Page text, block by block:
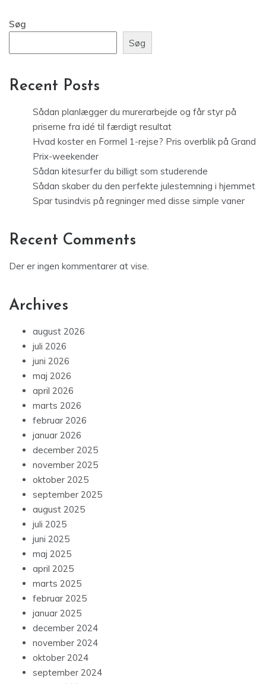
Søg
Søg
Recent Posts
Sådan planlægger du murerarbejde og får styr på
priserne fra idé til færdigt resultat
Hvad koster en Formel 1-rejse? Pris overblik på Grand
Prix-weekender
Sådan kitesurfer du billigt som studerende
Sådan skaber du den perfekte julestemning i hjemmet
Spar tusindvis på regninger med disse simple vaner
Recent Comments
Der er ingen kommentarer at vise.
Archives
august 2026
juli 2026
juni 2026
maj 2026
april 2026
marts 2026
februar 2026
januar 2026
december 2025
november 2025
oktober 2025
september 2025
august 2025
juli 2025
juni 2025
maj 2025
april 2025
marts 2025
februar 2025
januar 2025
december 2024
november 2024
oktober 2024
september 2024